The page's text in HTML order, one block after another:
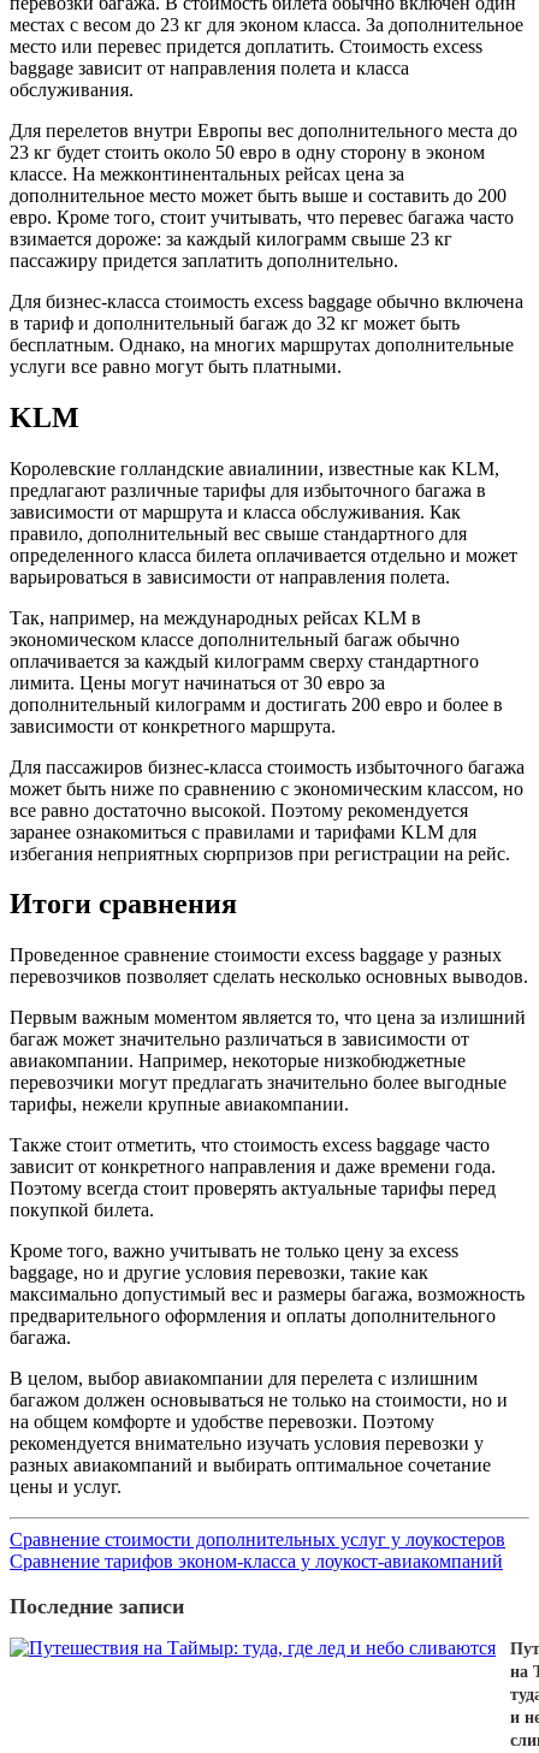
местах с весом до 23 кг для эконом класса. За дополнительное
место или перевес придется доплатить. Стоимость excess
baggage зависит от направления полета и класса
обслуживания.
Для перелетов внутри Европы вес дополнительного места до
23 кг будет стоить около 50 евро в одну сторону в эконом
классе. На межконтинентальных рейсах цена за
дополнительное место может быть выше и составить до 200
евро. Кроме того, стоит учитывать, что перевес багажа часто
взимается дороже: за каждый килограмм свыше 23 кг
пассажиру придется заплатить дополнительно.
Для бизнес-класса стоимость excess baggage обычно включена
в тариф и дополнительный багаж до 32 кг может быть
бесплатным. Однако, на многих маршрутах дополнительные
услуги все равно могут быть платными.
KLM
Королевские голландские авиалинии, известные как KLM,
предлагают различные тарифы для избыточного багажа в
зависимости от маршрута и класса обслуживания. Как
правило, дополнительный вес свыше стандартного для
определенного класса билета оплачивается отдельно и может
варьироваться в зависимости от направления полета.
Так, например, на международных рейсах KLM в
экономическом классе дополнительный багаж обычно
оплачивается за каждый килограмм сверху стандартного
лимита. Цены могут начинаться от 30 евро за
дополнительный килограмм и достигать 200 евро и более в
зависимости от конкретного маршрута.
Для пассажиров бизнес-класса стоимость избыточного багажа
может быть ниже по сравнению с экономическим классом, но
все равно достаточно высокой. Поэтому рекомендуется
заранее ознакомиться с правилами и тарифами KLM для
избегания неприятных сюрпризов при регистрации на рейс.
Итоги сравнения
Проведенное сравнение стоимости excess baggage у разных
перевозчиков позволяет сделать несколько основных выводов.
Первым важным моментом является то, что цена за излишний
багаж может значительно различаться в зависимости от
авиакомпании. Например, некоторые низкобюджетные
перевозчики могут предлагать значительно более выгодные
тарифы, нежели крупные авиакомпании.
Также стоит отметить, что стоимость excess baggage часто
зависит от конкретного направления и даже времени года.
Поэтому всегда стоит проверять актуальные тарифы перед
покупкой билета.
Кроме того, важно учитывать не только цену за excess
baggage, но и другие условия перевозки, такие как
максимально допустимый вес и размеры багажа, возможность
предварительного оформления и оплаты дополнительного
багажа.
В целом, выбор авиакомпании для перелета с излишним
багажом должен основываться не только на стоимости, но и
на общем комфорте и удобстве перевозки. Поэтому
рекомендуется внимательно изучать условия перевозки у
разных авиакомпаний и выбирать оптимальное сочетание
цены и услуг.
Сравнение стоимости дополнительных услуг у лоукостеров
Сравнение тарифов эконом-класса у лоукост-авиакомпаний
Последние записи
на
и